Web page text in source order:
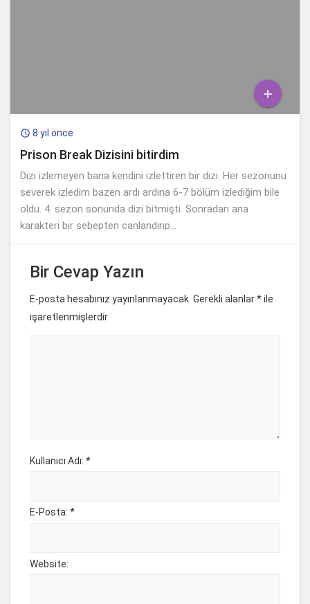

 8 yıl önce
Prison Break Dizisini bitirdim
Dizi izlemeyen bana kendini izlettiren bir dizi. Her sezonunu
severek izledim bazen ardı ardına 6-7 bölüm izlediğim bile
oldu. 4. sezon sonunda dizi bitmişti. Sonradan ana
karakteri bir sebepten canlandırıp...
Bir Cevap Yazın
E-posta hesabınız yayınlanmayacak. Gerekli alanlar*ile
işaretlenmişlerdir
Kullanıcı Adı: *
E-Posta: *
Website: